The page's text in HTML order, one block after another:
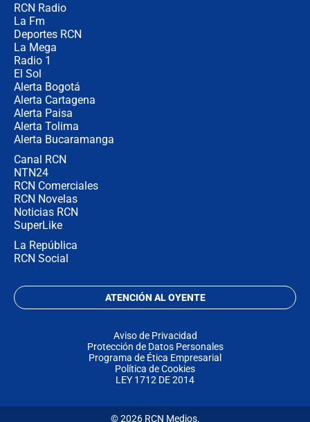
RCN Radio
La Fm
Deportes RCN
La Mega
Radio 1
El Sol
Alerta Bogotá
Alerta Cartagena
Alerta Paisa
Alerta Tolima
Alerta Bucaramanga
Canal RCN
NTN24
RCN Comerciales
RCN Novelas
Noticias RCN
SuperLike
La República
RCN Social
ATENCIÓN AL OYENTE
Aviso de Privacidad
Protección de Datos Personales
Programa de Ética Empresarial
Política de Cookies
LEY 1712 DE 2014
© 2026 RCN Medios.